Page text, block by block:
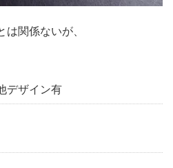
関係ないが、
デザイン有